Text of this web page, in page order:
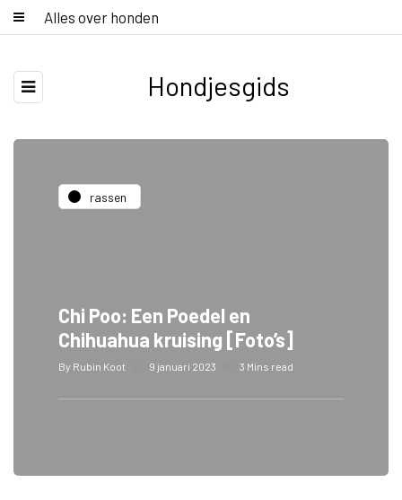
Alles over honden
Hondjesgids
rassen
Chi Poo: Een Poedel en
Chihuahua kruising [Foto’s]
By Rubin Koot 9 januari 2023 3 Mins read